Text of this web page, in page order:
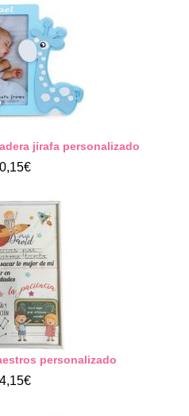
jirafa personalizado
personalizado